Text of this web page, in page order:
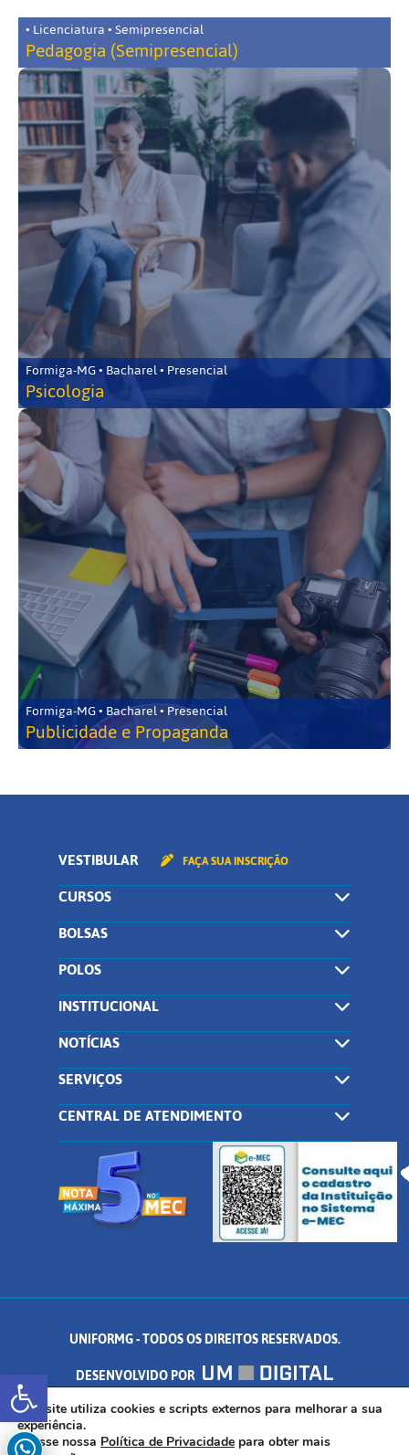
Abrir a barra de ferramentas
• Licenciatura • Semipresencial
Pedagogia (Semipresencial)
Formiga-MG • Bacharel • Presencial
Psicologia
Formiga-MG • Bacharel • Presencial
Publicidade e Propaganda
VESTIBULAR FAÇA SUA INSCRIÇÃO
CURSOS
BOLSAS
POLOS
INSTITUCIONAL
NOTÍCIAS
SERVIÇOS
CENTRAL DE ATENDIMENTO
UNIFORMG - TODOS OS DIREITOS RESERVADOS.
DESENVOLVIDO POR
AV. DR. ARNALDO DE SENNA, 328 - PALMEIRAS, FORMIGA/MG - CEP:
35.574.530
Este site utiliza cookies e scripts externos para melhorar a sua
experiência.
Acesse nossa Política de Privacidade para obter mais